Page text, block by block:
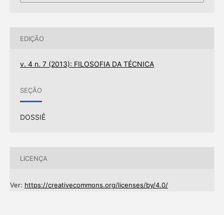
EDIÇÃO
v. 4 n. 7 (2013): FILOSOFIA DA TÉCNICA
SEÇÃO
DOSSIÊ
LICENÇA
Ver: https://creativecommons.org/licenses/by/4.0/